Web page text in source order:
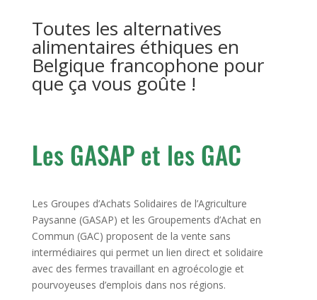
Toutes les alternatives
alimentaires éthiques en
Belgique francophone pour
que ça vous goûte !
Les GASAP et les GAC
Les Groupes d’Achats Solidaires de l’Agriculture
Paysanne (GASAP) et les Groupements d’Achat en
Commun (GAC) proposent de la vente sans
intermédiaires qui permet un lien direct et solidaire
avec des fermes travaillant en agroécologie et
pourvoyeuses d’emplois dans nos régions.